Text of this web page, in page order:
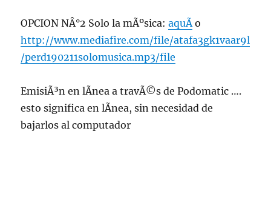
OPCION NÂ°2 Solo la mÃºsica:aquÃ­o
http://www.mediafire.com/file/atafa3gk1vaar9l
/perd190211solomusica.mp3/file
EmisiÃ³n en lÃ­nea a travÃ©s de Podomatic ….
esto significa en lÃ­nea, sin necesidad de
bajarlos al computador